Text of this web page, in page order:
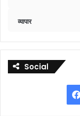
व्यापार
Social